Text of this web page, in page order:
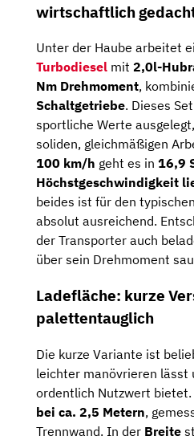
wirtschaftlich
Unter der Haube arbeitet
Turbodiesel mit 2,0l-
Nm Drehmoment,
Schaltgetriebe. Dieses
sportliche Werte
soliden, gleichmäßigen
100 km/h geht es in 16,9
Höchstgeschwindigkeit
beides ist für den
absolut ausreichend.
der Transporter auch
über sein Drehmoment
Ladefläche: kurze
palettentauglich
Die kurze Variante ist
leichter manövrieren lässt
ordentlich Nutzwert bietet.
bei ca. 2,5 Metern,
Trennwand. In der Breite